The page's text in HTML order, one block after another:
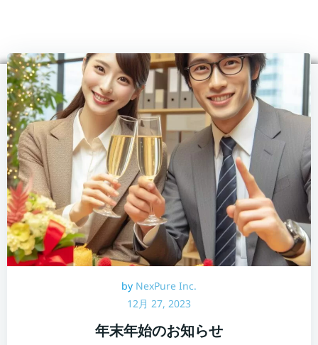
ン
ツ
へ
ス
キ
ッ
プ
by NexPure Inc.
12月 27, 2023
年末年始のお知らせ